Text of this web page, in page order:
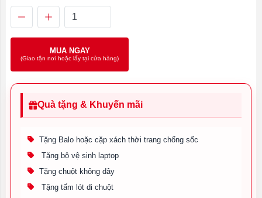
MUA NGAY
(Giao tận nơi hoặc lấy tại cửa hàng)
Quà tặng & Khuyến mãi
Tặng Balo hoặc cặp xách thời trang chống sốc
Tặng bộ vệ sinh laptop
Tặng chuột không dây
Tặng tấm lót di chuột